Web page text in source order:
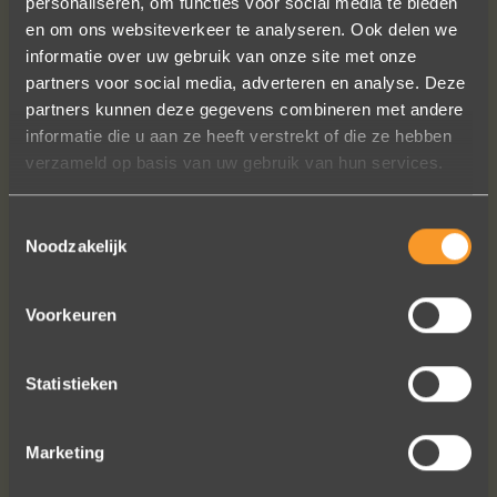
en om ons websiteverkeer te analyseren. Ook delen we
informatie over uw gebruik van onze site met onze
partners voor social media, adverteren en analyse. Deze
partners kunnen deze gegevens combineren met andere
informatie die u aan ze heeft verstrekt of die ze hebben
verzameld op basis van uw gebruik van hun services.
Noodzakelijk
Voorkeuren
Statistieken
Marketing